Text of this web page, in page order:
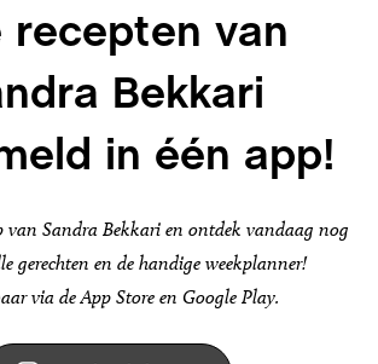
recepten van
Bekkari
in één app!
van Sandra Bekkari en ontdek vandaag nog
gerechten en de handige weekplanner!
via de App Store en Google Play.